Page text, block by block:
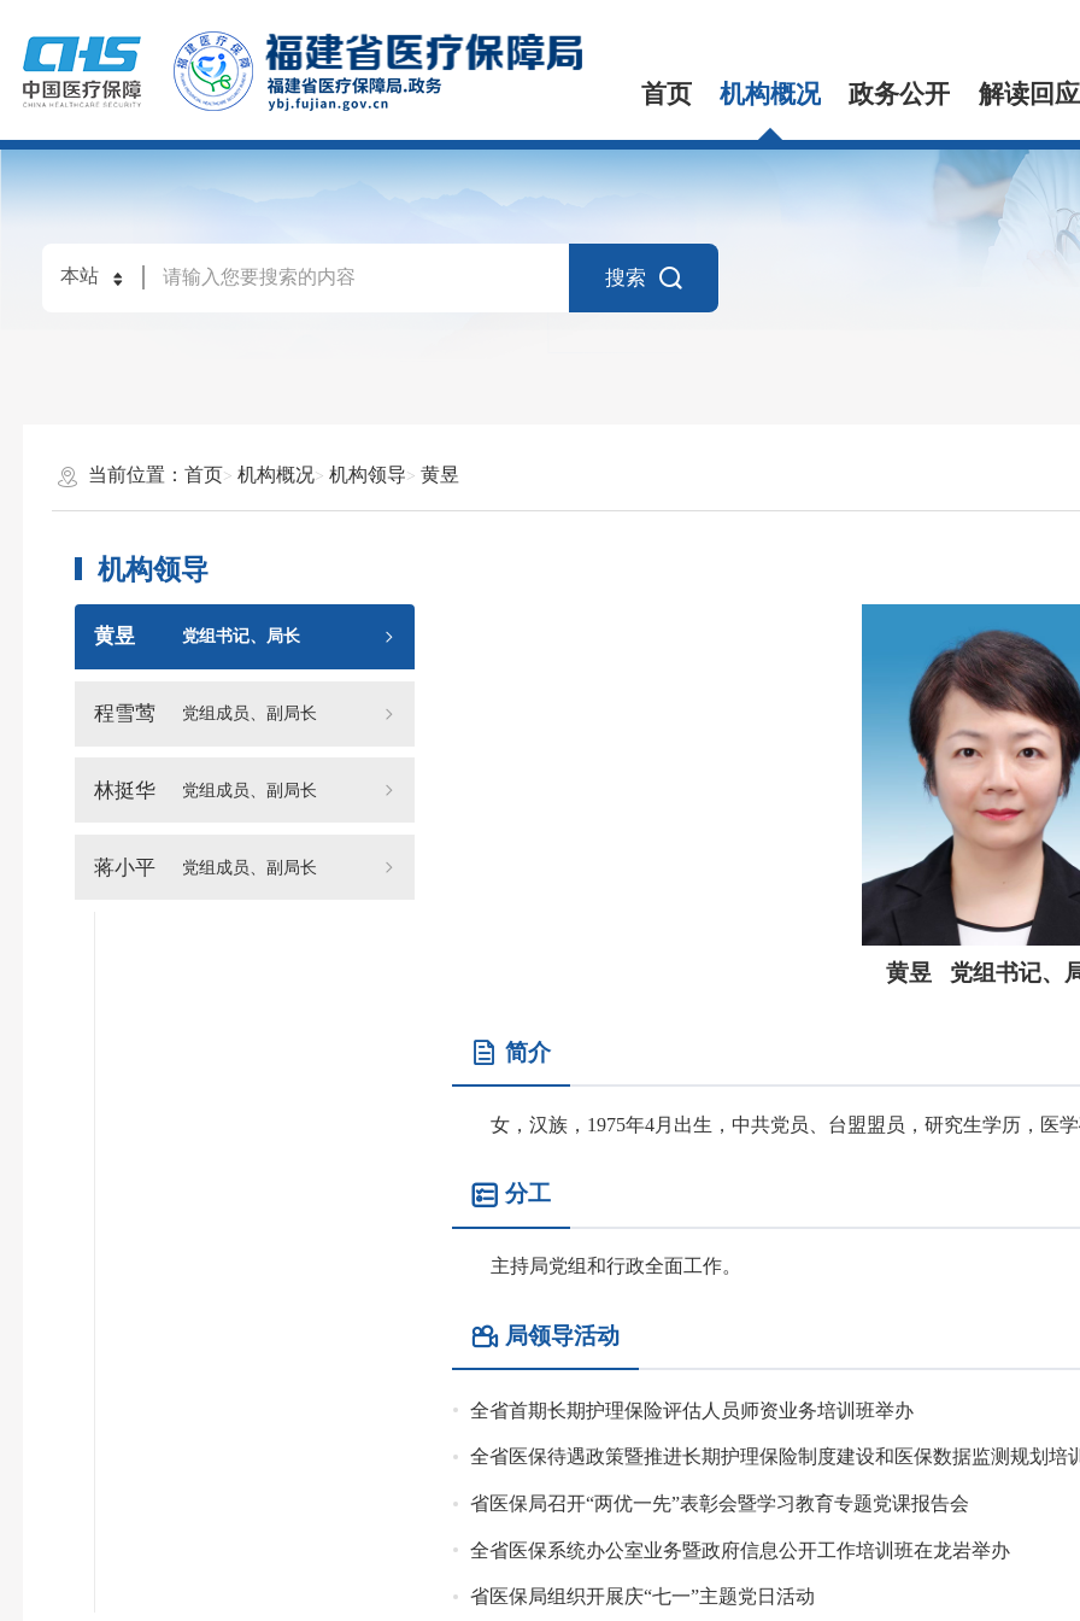
首页 机构概况 政务公开 解读回应
搜索
当前位置：首页 机构概况 机构领导 黄昱
机构领导
黄昱 党组书记、局长
程雪莺 党组成员、副局长
林挺华 党组成员、副局长
蒋小平 党组成员、副局长
黄昱 党组书记、
简介
女，汉族，1975年4月出生，中共党员、台盟盟员，研究生学历，医
分工
主持局党组和行政全面工作。
局领导活动
全省首期长期护理保险评估人员师资业务培训班举办
全省医保待遇政策暨推进长期护理保险制度建设和医保数据监测规划培
省医保局召开“两优一先”表彰会暨学习教育专题党课报告会
全省医保系统办公室业务暨政府信息公开工作培训班在龙岩举办
省医保局组织开展庆“七一”主题党日活动